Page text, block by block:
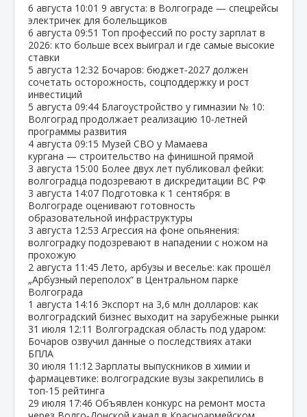
6 августа 10:01 9 августа: в Волгограде — спецрейсы
электричек для болельщиков
6 августа 09:51 Топ профессий по росту зарплат в
2026: кто больше всех выиграл и где самые высокие
ставки
5 августа 12:32 Бочаров: бюджет‑2027 должен
сочетать осторожность, соцподдержку и рост
инвестиций
5 августа 09:44 Благоустройство у гимназии № 10:
Волгоград продолжает реализацию 10‑летней
программы развития
4 августа 09:15 Музей СВО у Мамаева
кургана — строительство на финишной прямой
3 августа 15:00 Более двух лет публиковал фейки:
волгоградца подозревают в дискредитации ВС РФ
3 августа 14:07 Подготовка к 1 сентября: в
Волгограде оценивают готовность
образовательной инфраструктуры
3 августа 12:53 Агрессия на фоне опьянения:
волгоградку подозревают в нападении с ножом на
прохожую
2 августа 11:45 Лето, арбузы и веселье: как прошёл
„Арбузный переполох“ в Центральном парке
Волгограда
1 августа 14:16 Экспорт на 3,6 млн долларов: как
волгоградский бизнес выходит на зарубежные рынки
31 июля 12:11 Волгоградская область под ударом:
Бочаров озвучил данные о последствиях атаки
БПЛА
30 июля 11:12 Зарплаты выпускников в химии и
фармацевтике: волгоградские вузы закрепились в
топ‑15 рейтинга
29 июля 17:46 Объявлен конкурс на ремонт моста